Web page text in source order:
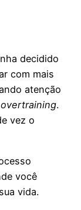
decidido
com mais
atenção
overtraining.
vez o
você
vida.